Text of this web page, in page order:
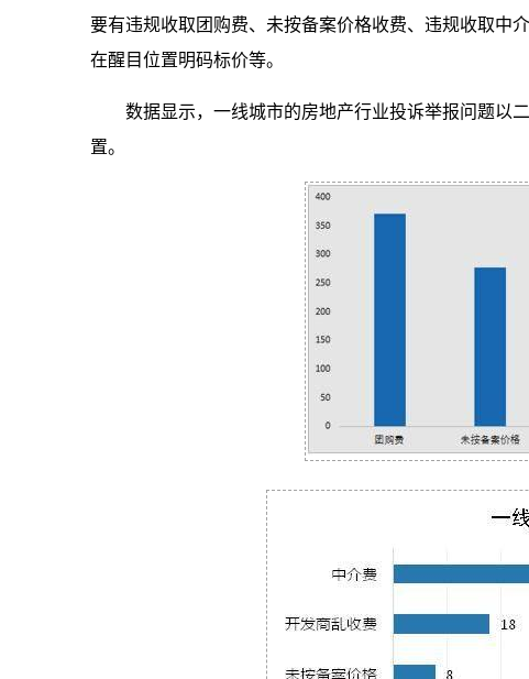
要有违规收取团购费、未按备案价格收费、违规收取中
在醒目位置明码标价等。
数据显示，一线城市的房地产行业投诉举报问题以
置。